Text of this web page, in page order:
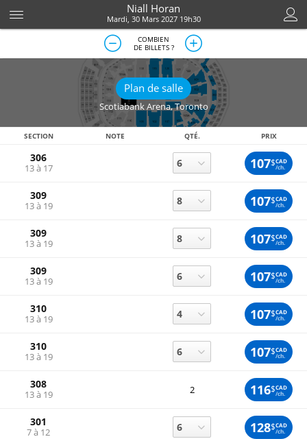
Niall Horan
Mardi, 30 Mars 2027 19h30
COMBIEN
DE BILLETS ?
Plan de salle
Scotiabank Arena,Toronto
SECTION NOTE QTÉ. PRIX
306
13 à 17 107$CAD
/ch.
309
13 à 19 107$CAD
/ch.
309
13 à 19 107$CAD
/ch.
309
13 à 19 107$CAD
/ch.
310
13 à 19 107$CAD
/ch.
310
13 à 19 107$CAD
/ch.
308
13 à 19 2 116$CAD
/ch.
301
7 à 12 128$CAD
/ch.